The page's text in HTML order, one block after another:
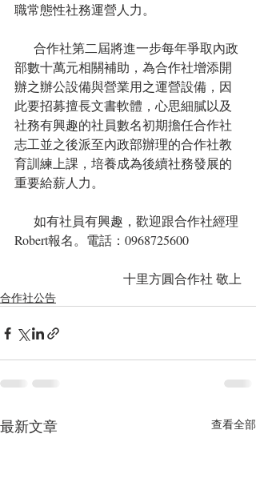
職常態性社務運營人力。
部數十萬元相關補助，為合作社增添開
辦之辦公設備與營業用之運營設備，因
此要招募擅長文書軟體，心思細膩以及
社務有興趣的社員數名初期擔任合作社
志工並之後派至內政部辦理的合作社教
育訓練上課，培養成為後續社務發展的
重要給薪人力。
Robert報名。電話：0968725600
十里方圓合作社 敬上
合作社公告
最新文章 查看全部